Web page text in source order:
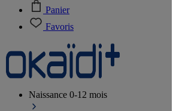
Panier
Favoris
Naissance 0-12 mois